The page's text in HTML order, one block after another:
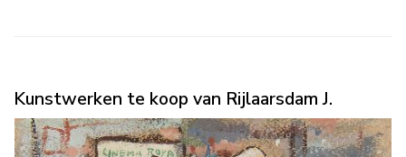
Kunstwerken te koop van Rijlaarsdam J.